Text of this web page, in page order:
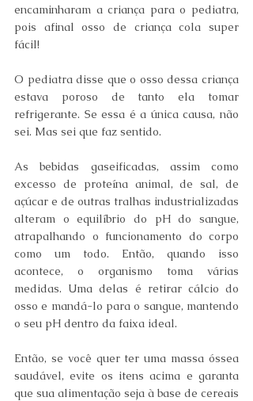
encaminharam a criança para o pediatra,
pois afinal osso de criança cola super
fácil!
O pediatra disse que o osso dessa criança
estava poroso de tanto ela tomar
refrigerante. Se essa é a única causa, não
sei. Mas sei que faz sentido.
As bebidas gaseificadas, assim como
excesso de proteína animal, de sal, de
açúcar e de outras tralhas industrializadas
alteram o equilíbrio do pH do sangue,
atrapalhando o funcionamento do corpo
como um todo. Então, quando isso
acontece, o organismo toma várias
medidas. Uma delas é retirar cálcio do
osso e mandá-lo para o sangue, mantendo
o seu pH dentro da faixa ideal.
Então, se você quer ter uma massa óssea
saudável, evite os itens acima e garanta
que sua alimentação seja à base de cereais